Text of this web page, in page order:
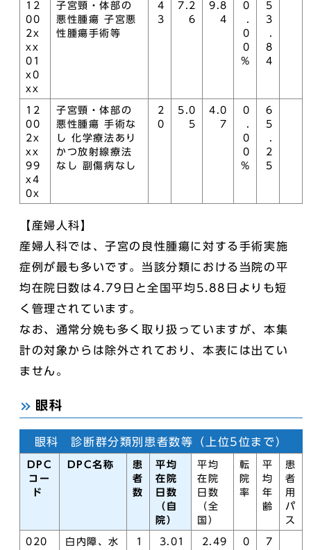
12
00
2x
xx
01
x0
xx
子宮頸・体部の
悪性腫瘍 子宮悪
性腫瘍手術等
4
3
7.2
6
9.8
4
0
.
0
0
%
5
3
.
8
4
12
00
2x
xx
99
x4
0x
子宮頸・体部の
悪性腫瘍 手術な
し 化学療法あり
かつ放射線療法
なし 副傷病なし
2
0
5.0
5
4.0
7
0
.
0
0
%
6
5
.
2
5
【産婦人科】
産婦人科では、子宮の良性腫瘍に対する手術実施
症例が最も多いです。当該分類における当院の平
均在院日数は4.79日と全国平均5.88日よりも短
く管理されています。
なお、通常分娩も多く取り扱っていますが、本集
計の対象からは除外されており、本表には出てい
ません。
眼科
眼科 診断群分類別患者数等（上位5位まで）
DPC
コー
ド
DPC名称
患
者
数
平均
在院
日数
（自
院）
平均
在院
日数
（全
国）
転
院
率
平
均
年
齢
患
者
用
パ
ス
020 白内障、水 1 3.01 2.49 0 7